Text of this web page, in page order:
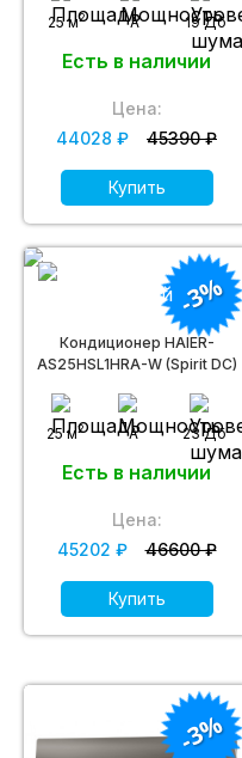
25 м2 A 19 Дб
Есть в наличии
Цена:
44028 ₽
45390 ₽
Купить
Кондиционер HAIER-
AS25HSL1HRA-W (Spirit DC)
25 м2 A 23 Дб
Есть в наличии
-3%
Цена:
45202 ₽
46600 ₽
Купить
-3%